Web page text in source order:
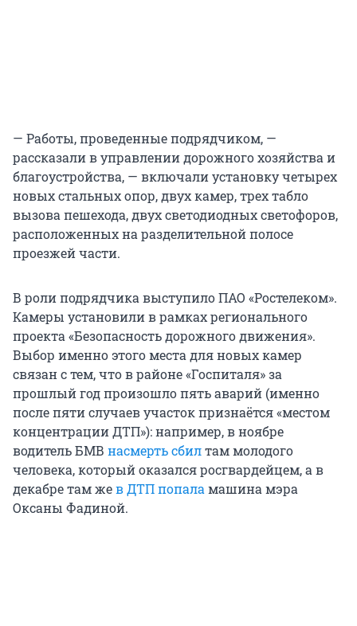
— Работы, проведенные подрядчиком, —
рассказали в управлении дорожного хозяйства и
благоустройства, — включали установку четырех
новых стальных опор, двух камер, трех табло
вызова пешехода, двух светодиодных светофоров,
расположенных на разделительной полосе
проезжей части.
В роли подрядчика выступило ПАО «Ростелеком».
Камеры установили в рамках регионального
проекта «Безопасность дорожного движения».
Выбор именно этого места для новых камер
связан с тем, что в районе «Госпиталя» за
прошлый год произошло пять аварий (именно
после пяти случаев участок признаётся «местом
концентрации ДТП»): например, в ноябре
водитель БМВ насмерть сбилтам молодого
человека, который оказался росгвардейцем, а в
декабре там жев ДТП попала машина мэра
Оксаны Фадиной.